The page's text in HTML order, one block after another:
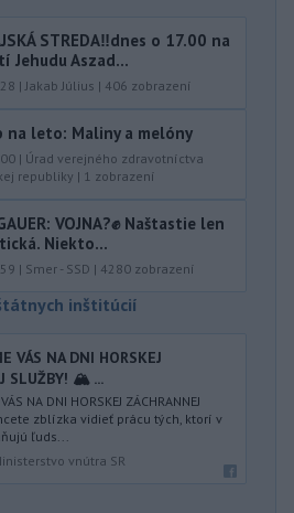
STREDA‼️dnes o 17.00 na
Jehudu Aszad...
|Jakab Július | 406 zobrazení
na leto: Maliny a melóny
| Úrad verejného zdravotníctva
republiky | 1 zobrazení
VOJNA?✊ Naštastie len
Niekto...
| Smer - SSD | 4280 zobrazení
inštitúcií
VÁS NA DNI HORSKEJ
SLUŽBY! 🏔️ ...
NA DNI HORSKEJ ZÁCHRANNEJ
zblízka vidieť prácu tých, ktorí v
ľuds...
vnútra SR